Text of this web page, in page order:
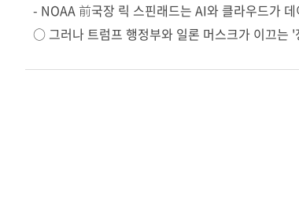
- NOAA 前국장 릭 스핀래드는 AI와 클라우드가
○ 그러나 트럼프 행정부와 일론 머스크가 이끄는